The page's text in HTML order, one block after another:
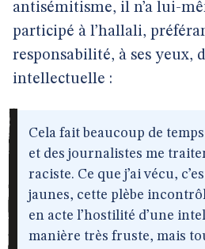
antisémitisme, il n’a lui-
participé à l’hallali,
responsabilité, à ses yeux,
intellectuelle :
Cela fait beaucoup de
et des journalistes me
raciste. Ce que j’ai vécu,
jaunes, cette plèbe
en acte l’hostilité d’une
manière très fruste, mais